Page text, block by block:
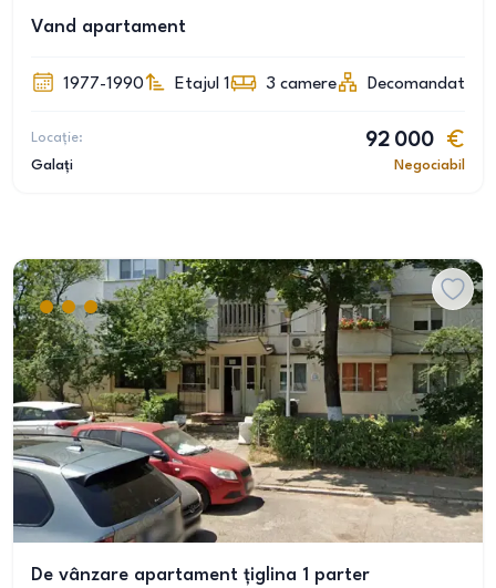
Vand apartament
1977-1990 Etajul 1 3 camere Decomandat
Locație:
Galați
92 000
Negociabil
De vânzare apartament țiglina 1 parter